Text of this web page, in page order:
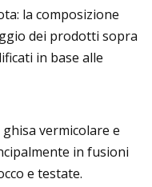
la composizione
dei prodotti sopra
in base alle
vermicolare e
in fusioni
e testate.